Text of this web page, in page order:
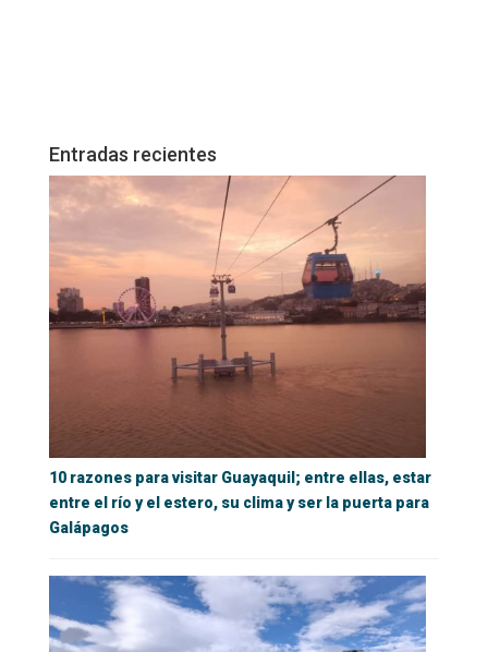
Entradas recientes
10 razones para visitar Guayaquil; entre ellas, estar
entre el río y el estero, su clima y ser la puerta para
Galápagos